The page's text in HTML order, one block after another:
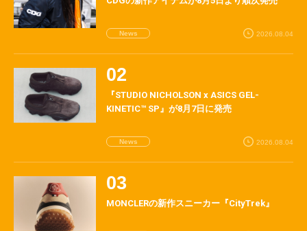
News 2026.08.04
『STUDIO NICHOLSON x ASICS GEL-
KINETIC™ SP』が8月7日に発売
News 2026.08.04
MONCLERの新作スニーカー『CityTrek』